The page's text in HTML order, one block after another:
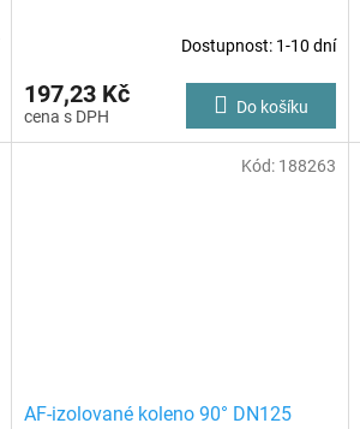
Dostupnost: 1-10 dní
197,23 Kč Do košíku
AF-izolované koleno 90° DN125
Kód: 188263